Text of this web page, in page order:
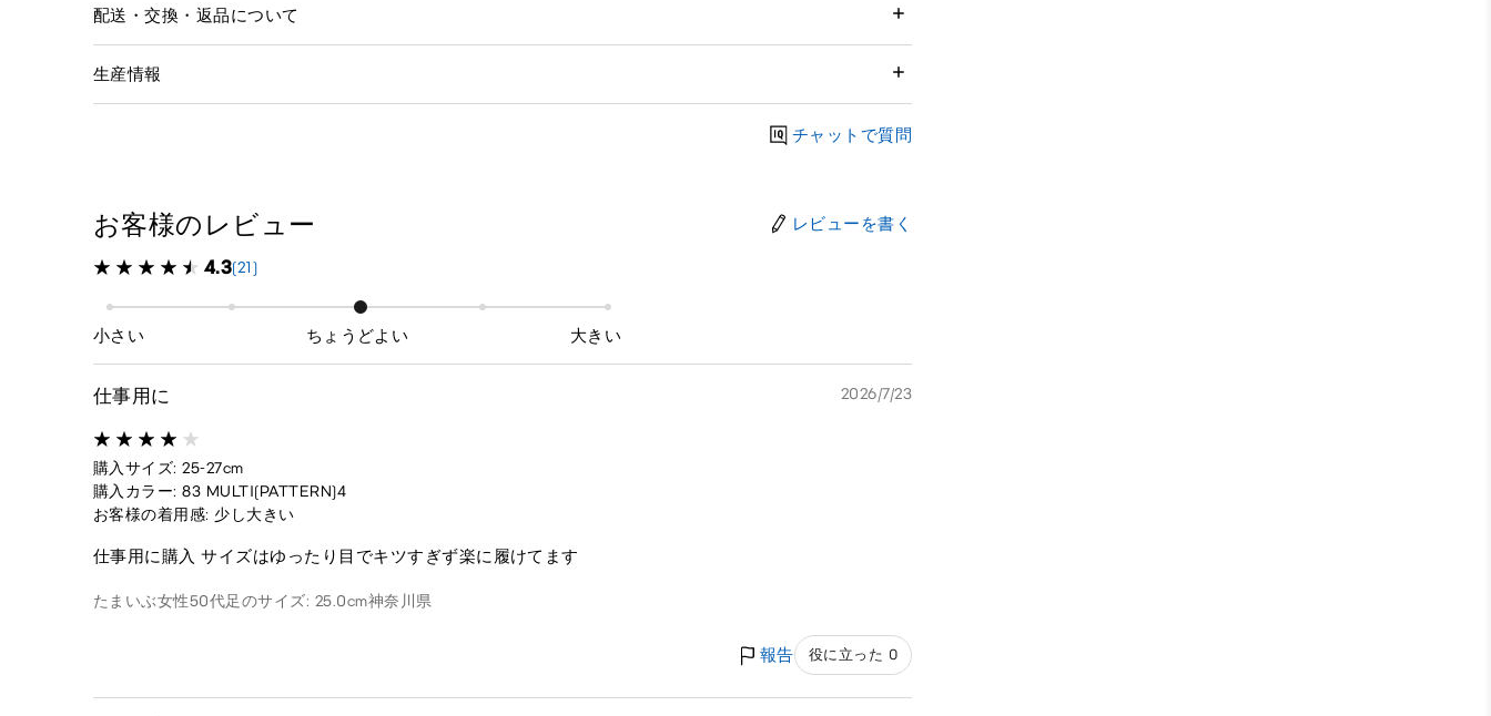
配送・交換・返品について
生産情報
チャットで質問
お客様のレビュー レビューを書く
4.3(21)
小さい ちょうどよい 大きい
仕事用に 2026/7/23
購入サイズ: 25-27cm
購入カラー: 83 MULTI(PATTERN)4
お客様の着用感: 少し大きい
仕事用に購入 サイズはゆったり目でキツすぎず楽に履けてます
たまいぶ女性50代足のサイズ: 25.0cm神奈川県
報告 役に立った 0